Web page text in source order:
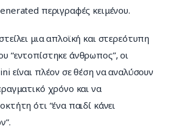
περιγραφές κειμένου.
μια απλοϊκή και στερεότυπη
“εντοπίστηκε άνθρωπος”, οι
είναι πλέον σε θέση να αναλύσουν
χρόνο και να
ότι “ένα παιδί κάνει